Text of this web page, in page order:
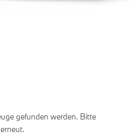
gefunden werden. Bitte